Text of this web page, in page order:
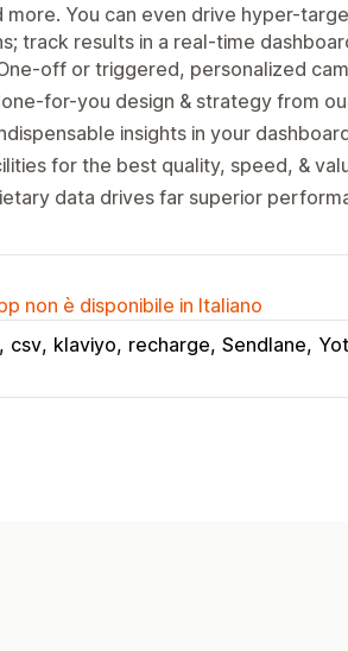
more. You can even drive hyper-
track results in a real-time
off or triggered, personalized
for-you design & strategy from
insights in your
for the best quality, speed, &
data drives far superior
non è disponibile in Italiano
csv klaviyo recharge Sendlane